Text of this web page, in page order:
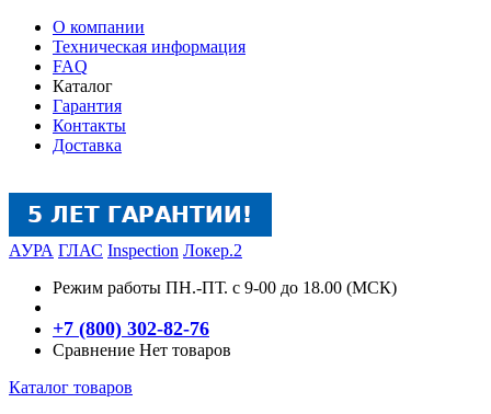
О компании
Техническая информация
FAQ
Каталог
Гарантия
Контакты
Доставка
АУРА ГЛАС Inspection Локер.2
Режим работы ПН.-ПТ. с 9-00 до 18.00 (МСК)
+7 (800) 302-82-76
Сравнение Нет товаров
Каталог товаров